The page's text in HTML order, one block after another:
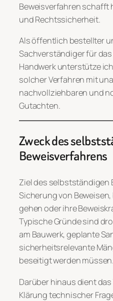
Beweisverfahren schafft
und Rechtssicherheit.
Als öffentlich bestellter
Sachverständiger für
Handwerk unterstütze
solcher Verfahren mit
nachvollziehbaren und
Gutachten.
Zweck des
Beweisverfahrens
Ziel des selbstständigen
Sicherung von
gehen oder ihre
Typische Gründe sind
am Bauwerk, geplante
sicherheitsrelevante
beseitigt werden müssen.
Darüber hinaus dient
Klärung technischer